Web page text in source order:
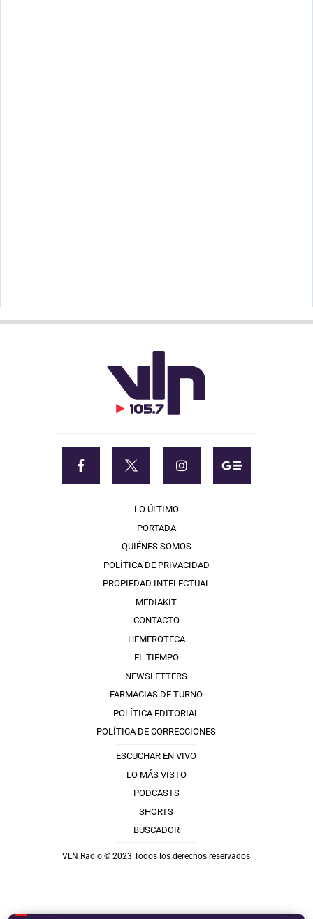
LO ÚLTIMO
PORTADA
QUIÉNES SOMOS
POLÍTICA DE PRIVACIDAD
PROPIEDAD INTELECTUAL
MEDIAKIT
CONTACTO
HEMEROTECA
EL TIEMPO
NEWSLETTERS
FARMACIAS DE TURNO
POLÍTICA EDITORIAL
POLÍTICA DE CORRECCIONES
ESCUCHAR EN VIVO
LO MÁS VISTO
PODCASTS
SHORTS
BUSCADOR
VLN Radio © 2023 Todos los derechos reservados